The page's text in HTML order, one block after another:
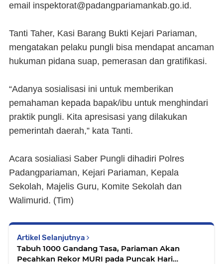
email inspektorat@padangpariamankab.go.id.
Tanti Taher, Kasi Barang Bukti Kejari Pariaman,
mengatakan pelaku pungli bisa mendapat ancaman
hukuman pidana suap, pemerasan dan gratifikasi.
“Adanya sosialisasi ini untuk memberikan
pemahaman kepada bapak/ibu untuk menghindari
praktik pungli. Kita apresisasi yang dilakukan
pemerintah daerah,” kata Tanti.
Acara sosialiasi Saber Pungli dihadiri Polres
Padangpariaman, Kejari Pariaman, Kepala
Sekolah, Majelis Guru, Komite Sekolah dan
Walimurid. (Tim)
Artikel Selanjutnya
Tabuh 1000 Gandang Tasa, Pariaman Akan
Pecahkan Rekor MURI pada Puncak Hari